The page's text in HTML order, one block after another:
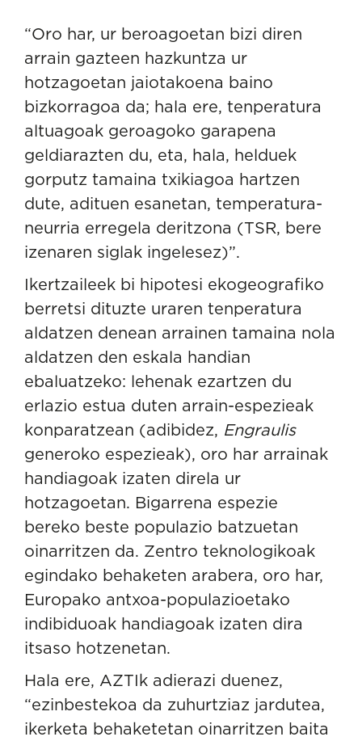
“Oro har, ur beroagoetan bizi diren
arrain gazteen hazkuntza ur
hotzagoetan jaiotakoena baino
bizkorragoa da; hala ere, tenperatura
altuagoak geroagoko garapena
geldiarazten du, eta, hala, helduek
gorputz tamaina txikiagoa hartzen
dute, adituen esanetan, temperatura-
neurria erregela deritzona (TSR, bere
izenaren siglak ingelesez)”.
Ikertzaileek bi hipotesi ekogeografiko
berretsi dituzte uraren tenperatura
aldatzen denean arrainen tamaina nola
aldatzen den eskala handian
ebaluatzeko: lehenak ezartzen du
erlazio estua duten arrain-espezieak
konparatzean (adibidez, Engraulis
generoko espezieak), oro har arrainak
handiagoak izaten direla ur
hotzagoetan. Bigarrena espezie
bereko beste populazio batzuetan
oinarritzen da. Zentro teknologikoak
egindako behaketen arabera, oro har,
Europako antxoa-populazioetako
indibiduoak handiagoak izaten dira
itsaso hotzenetan.
Hala ere, AZTIk adierazi duenez,
“ezinbestekoa da zuhurtziaz jardutea,
ikerketa behaketetan oinarritzen baita